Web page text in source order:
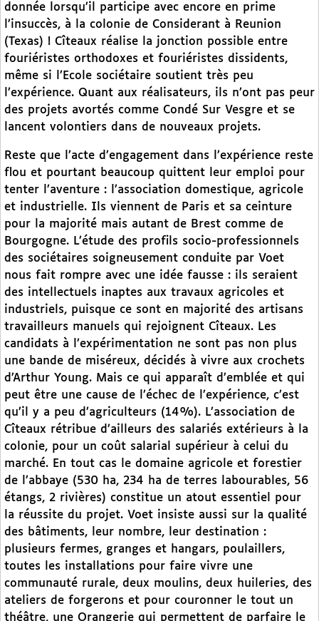
donnée lorsqu’il participe avec encore en prime
l’insuccès, à la colonie de Considerant à Reunion
(Texas) ! Cîteaux réalise la jonction possible entre
fouriéristes orthodoxes et fouriéristes dissidents,
même si l’Ecole sociétaire soutient très peu
l’expérience. Quant aux réalisateurs, ils n’ont pas peur
des projets avortés comme Condé Sur Vesgre et se
lancent volontiers dans de nouveaux projets.
Reste que l’acte d’engagement dans l’expérience reste
flou et pourtant beaucoup quittent leur emploi pour
tenter l’aventure : l’association domestique, agricole
et industrielle. Ils viennent de Paris et sa ceinture
pour la majorité mais autant de Brest comme de
Bourgogne. L’étude des profils socio-professionnels
des sociétaires soigneusement conduite par Voet
nous fait rompre avec une idée fausse : ils seraient
des intellectuels inaptes aux travaux agricoles et
industriels, puisque ce sont en majorité des artisans
travailleurs manuels qui rejoignent Cîteaux. Les
candidats à l’expérimentation ne sont pas non plus
une bande de miséreux, décidés à vivre aux crochets
d’Arthur Young. Mais ce qui apparaît d’emblée et qui
peut être une cause de l’échec de l’expérience, c’est
qu’il y a peu d’agriculteurs (14%). L’association de
Cîteaux rétribue d’ailleurs des salariés extérieurs à la
colonie, pour un coût salarial supérieur à celui du
marché. En tout cas le domaine agricole et forestier
de l’abbaye (530 ha, 234 ha de terres labourables, 56
étangs, 2 rivières) constitue un atout essentiel pour
la réussite du projet. Voet insiste aussi sur la qualité
des bâtiments, leur nombre, leur destination :
plusieurs fermes, granges et hangars, poulaillers,
toutes les installations pour faire vivre une
communauté rurale, deux moulins, deux huileries, des
ateliers de forgerons et pour couronner le tout un
théâtre, une Orangerie qui permettent de parfaire le